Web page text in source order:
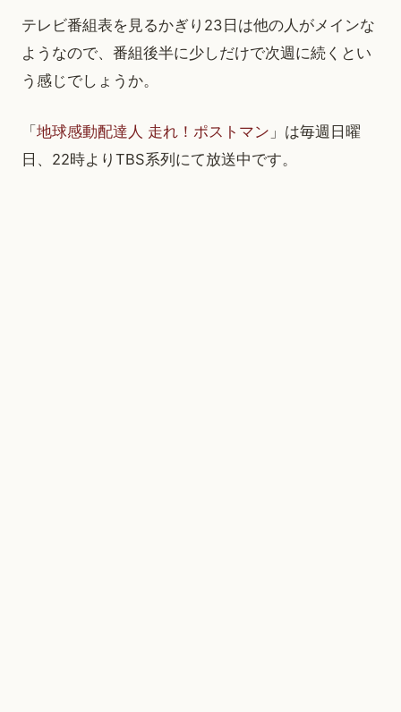
テレビ番組表を見るかぎり23日は他の人がメインな
ようなので、番組後半に少しだけで次週に続くとい
う感じでしょうか。
「 地球感動配達人 走れ！ポストマン 」は毎週日曜
日、22時よりTBS系列にて放送中です。